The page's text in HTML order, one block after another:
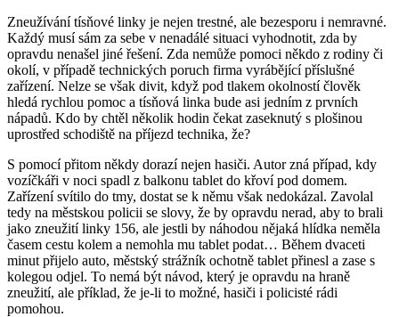
Zneužívání tísňové linky je nejen trestné, ale bezesporu i nemravné.
Každý musí sám za sebe v nenadálé situaci vyhodnotit, zda by
opravdu nenašel jiné řešení. Zda nemůže po­moci někdo z rodiny či
okolí, v pří­padě technických poruch firma vy­rábějící příslušné
zařízení. Nelze se však divit, když pod tlakem okolností člověk
hledá rychlou pomoc a tísňo­vá linka bude asi jedním z prvních
nápadů. Kdo by chtěl několik hodin čekat zaseknutý s plošinou
uprostřed schodiště na příjezd technika, že?
S pomocí přitom někdy dorazí nejen hasiči. Autor zná případ, kdy
vozíč­káři v noci spadl z balkonu tablet do křoví pod domem.
Zařízení svítilo do tmy, dostat se k němu však nedoká­zal. Zavolal
tedy na městskou policii se slovy, že by opravdu nerad, aby to brali
jako zneužití linky 156, ale jestli by náhodou nějaká hlídka ne­měla
časem cestu kolem a nemoh­la mu tablet podat… Během dvaceti
minut přijelo auto, městský strážník ochotně tablet přinesl a zase s
kole­gou odjel. To nemá být návod, který je opravdu na hraně
zneužití, ale pří­klad, že je-li to možné, hasiči i poli­cisté rádi
pomohou.